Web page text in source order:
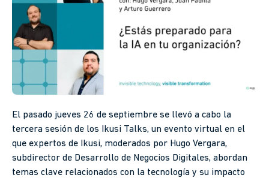
El pasado jueves 26 de septiembre se llevó a cabo la
tercera sesión de los Ikusi Talks, un evento virtual en el
que expertos de Ikusi, moderados por Hugo Vergara,
subdirector de Desarrollo de Negocios Digitales, abordan
temas clave relacionados con la tecnología y su impacto